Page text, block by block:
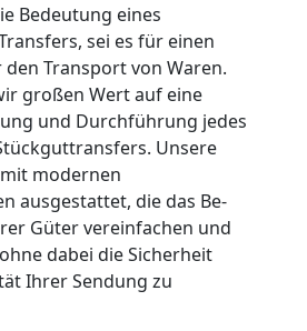
Bedeutung eines
sei es für einen
Transport von Waren.
großen Wert auf eine
und Durchführung jedes
Unsere
modernen
ausgestattet, die das Be-
Güter vereinfachen und
dabei die Sicherheit
Ihrer Sendung zu